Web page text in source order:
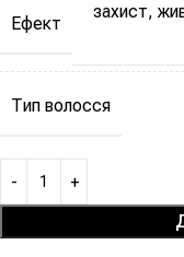
Ефект
захист,
Тип волосся